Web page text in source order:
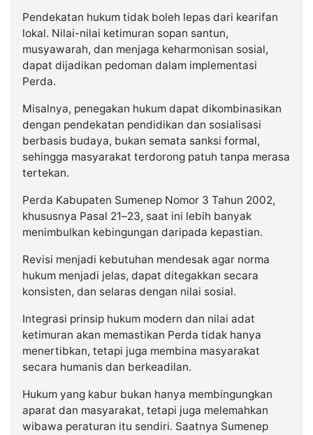
Pendekatan hukum tidak boleh lepas dari kearifan
lokal. Nilai-nilai ketimuran sopan santun,
musyawarah, dan menjaga keharmonisan sosial,
dapat dijadikan pedoman dalam implementasi
Perda.
Misalnya, penegakan hukum dapat dikombinasikan
dengan pendekatan pendidikan dan sosialisasi
berbasis budaya, bukan semata sanksi formal,
sehingga masyarakat terdorong patuh tanpa merasa
tertekan.
Perda Kabupaten Sumenep Nomor 3 Tahun 2002,
khususnya Pasal 21–23, saat ini lebih banyak
menimbulkan kebingungan daripada kepastian.
Revisi menjadi kebutuhan mendesak agar norma
hukum menjadi jelas, dapat ditegakkan secara
konsisten, dan selaras dengan nilai sosial.
Integrasi prinsip hukum modern dan nilai adat
ketimuran akan memastikan Perda tidak hanya
menertibkan, tetapi juga membina masyarakat
secara humanis dan berkeadilan.
Hukum yang kabur bukan hanya membingungkan
aparat dan masyarakat, tetapi juga melemahkan
wibawa peraturan itu sendiri. Saatnya Sumenep